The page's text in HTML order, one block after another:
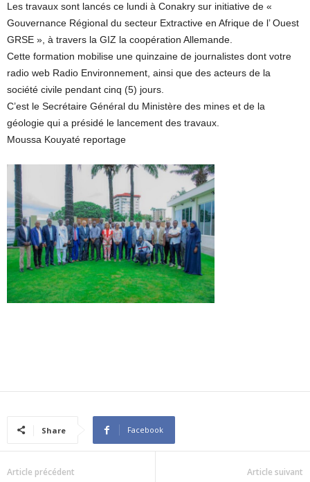
Les travaux sont lancés ce lundi à Conakry sur initiative de «
Gouvernance Régional du secteur Extractive en Afrique de l’ Ouest
GRSE », à travers la GIZ la coopération Allemande.
Cette formation mobilise une quinzaine de journalistes dont votre
radio web Radio Environnement, ainsi que des acteurs de la
société civile pendant cinq (5) jours.
C’est le Secrétaire Général du Ministère des mines et de la
géologie qui a présidé le lancement des travaux.
Moussa Kouyaté reportage
Share Facebook
Article précédent Article suivant